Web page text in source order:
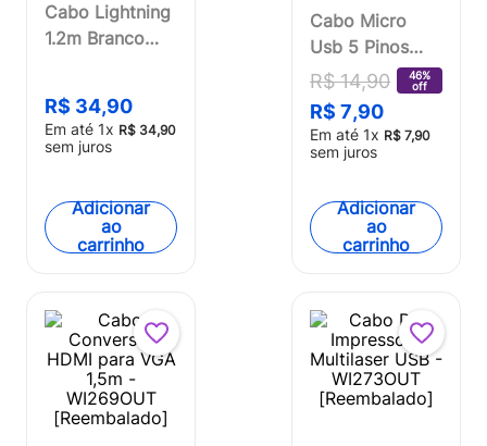
Cabo Lightning
1.2m Branco
R$ 34,90
Em até 1x R$ 34,90
sem juros
Adicionar
ao
carrinho
Cabo Micro
Usb 5 Pinos
Multilaser -
WI226OUT
[Reembalado]
R$ 14,90
46%
off
R$ 7,90
Em até 1x R$ 7,90
sem juros
Adicionar
ao
carrinho